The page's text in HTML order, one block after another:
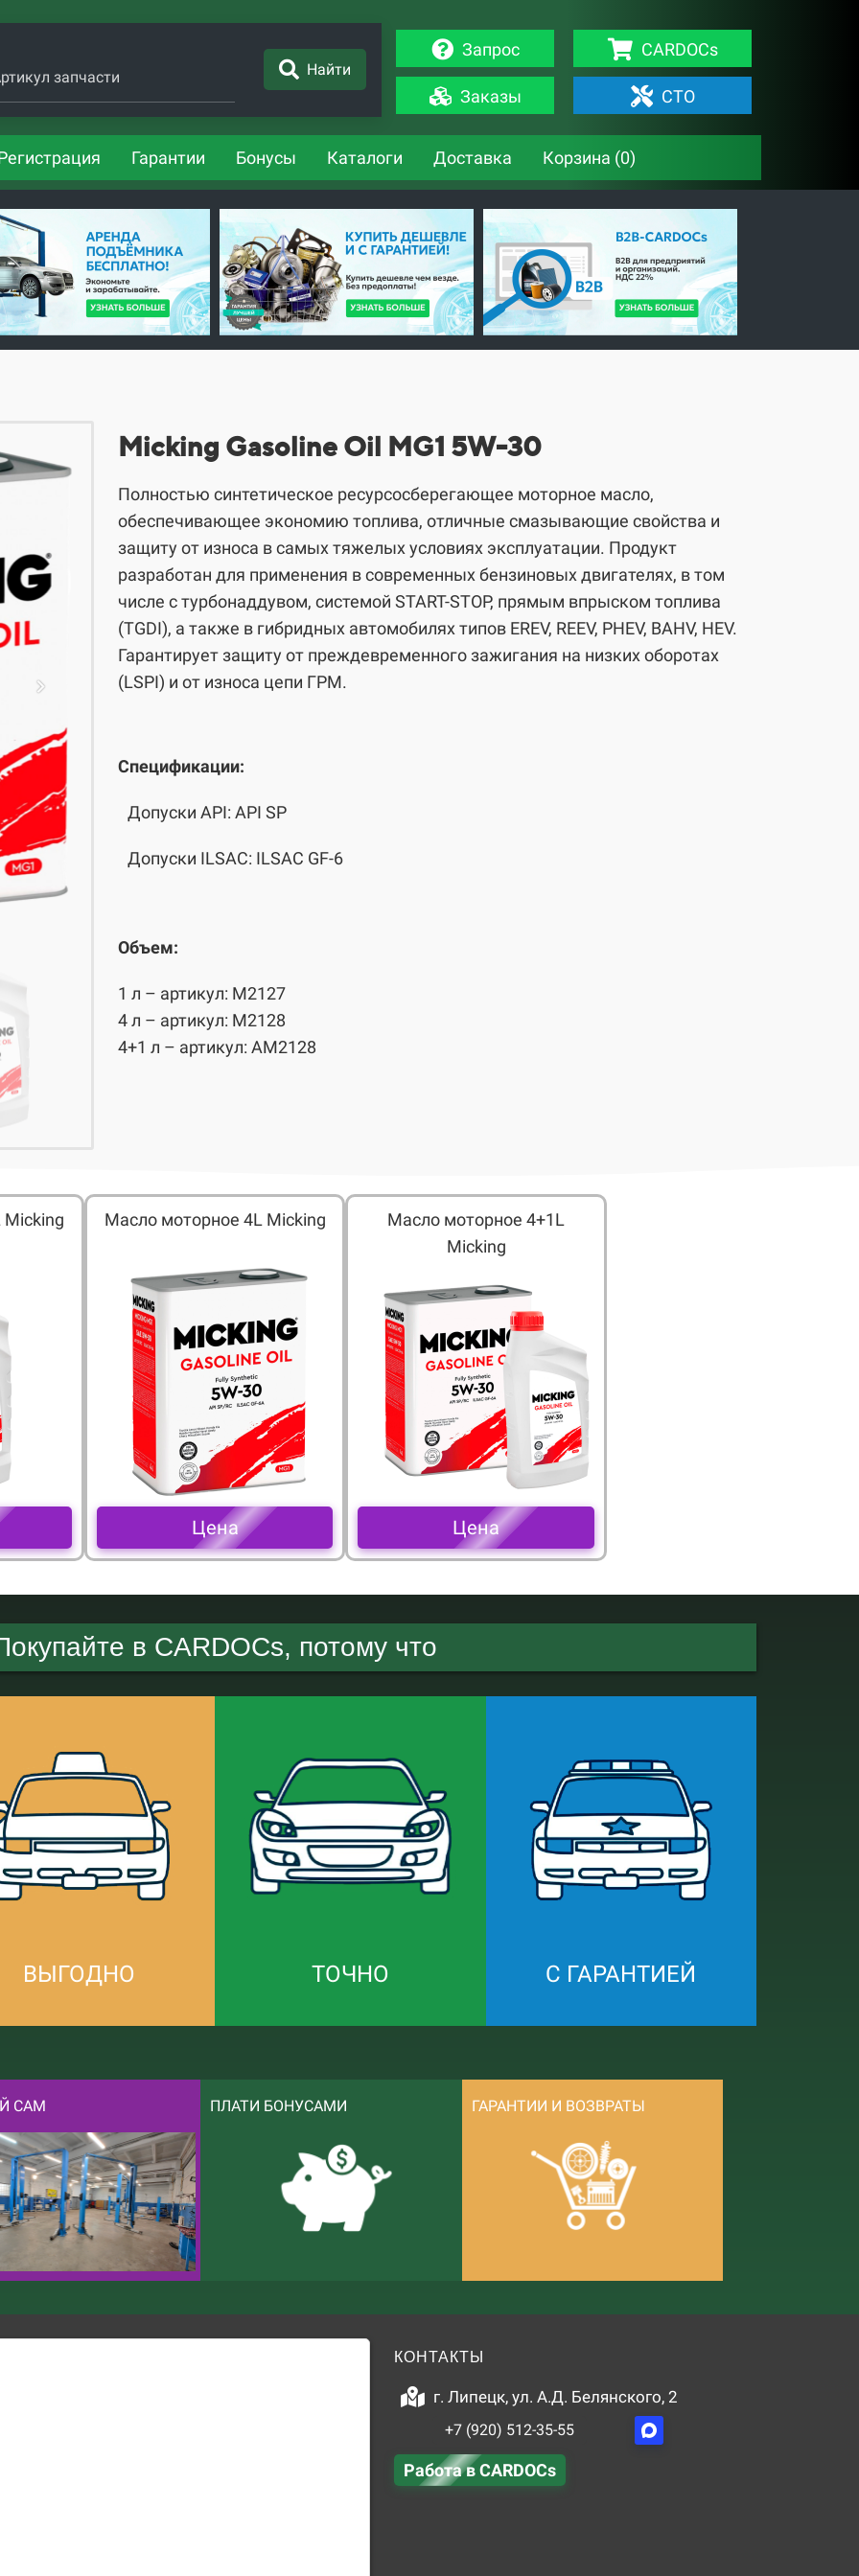
запчасти Найти
Запрос
Заказы
CARDOCs
СТО
Гарантии Бонусы Каталоги Доставка Корзина (0)
​​​​Micking Gasoline Oil MG1 5W-30
Полностью синтетическое ресурсосберегающее моторное масло,
обеспечивающее экономию топлива, отличные смазывающие свойства и
защиту от износа в самых тяжелых условиях эксплуатации. Продукт
разработан для применения в современных бензиновых двигателях, в том
числе с турбонаддувом, системой START-STOP, прямым впрыском топлива
(TGDI), а также в гибридных автомобилях типов EREV, REEV, PHEV, BAHV, HEV.
Гарантирует защиту от преждевременного зажигания на низких оборотах
(LSPI) и от износа цепи ГРМ.
Спецификации:
Допуски API: API SP
Допуски ILSAC: ILSAC GF-6
Объем:
1 л – артикул: M2127
4 л – артикул: M2128
4+1 л – артикул: AM2128
Масло моторное 4L Micking
Цена
Масло моторное 4+1L
Micking
Цена
в CARDOCs, потому что
ВЫГОДНО ТОЧНО С ГАРАНТИЕЙ
САМ ПЛАТИ БОНУСАМИ ГАРАНТИИ И ВОЗВРАТЫ
КОНТАКТЫ
г. Липецк, ул. А.Д. Белянского, 2
+7 (920) 512-35-55
Работа в CARDOCs